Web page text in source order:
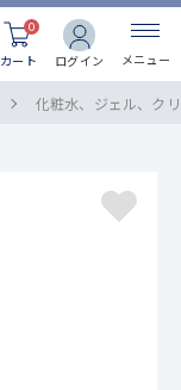
カート
0
ログイン メニュー
化粧水、ジェル、ク